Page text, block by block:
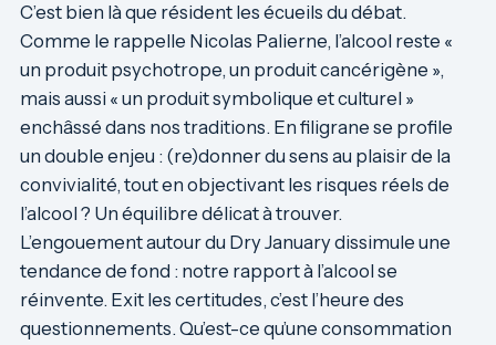
C’est bien là que résident les écueils du débat.
Comme le rappelle Nicolas Palierne, l’alcool reste «
un produit psychotrope, un produit cancérigène »,
mais aussi « un produit symbolique et culturel »
enchâssé dans nos traditions. En filigrane se profile
un double enjeu : (re)donner du sens au plaisir de la
convivialité, tout en objectivant les risques réels de
l’alcool ? Un équilibre délicat à trouver.
L’engouement autour du Dry January dissimule une
tendance de fond : notre rapport à l’alcool se
réinvente. Exit les certitudes, c’est l’heure des
questionnements. Qu’est-ce qu’une consommation